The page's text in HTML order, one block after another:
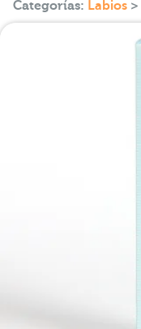
Categorías: Labios >